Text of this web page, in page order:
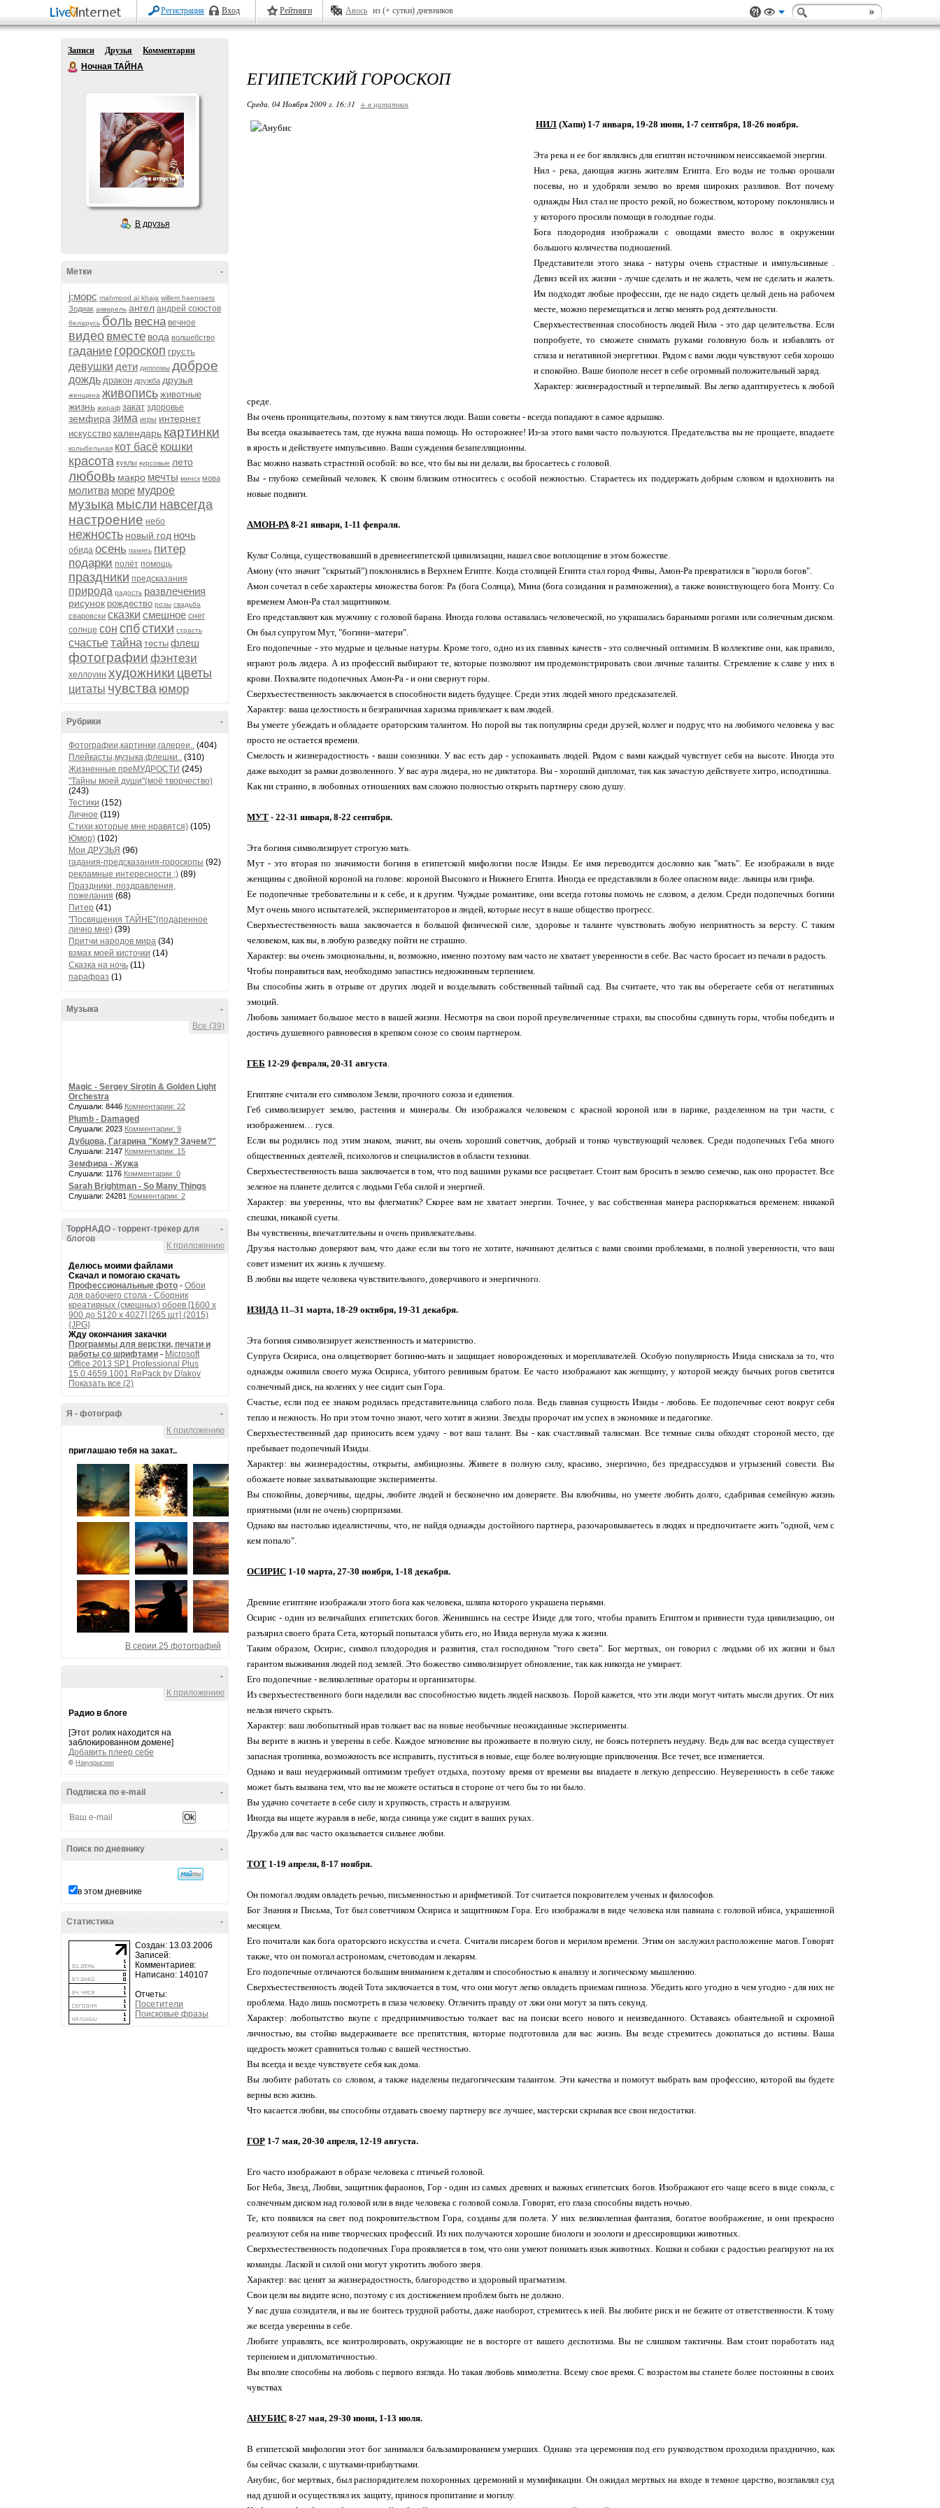
Регистрация Вход Рейтинги Авось из (+ сутки) дневников
Записи Друзья
Комментарии
Ночная ТАЙНА
В друзья
-
Метки
j:морс mahmood al khaja willem haenraets
Зодиак акварель ангел андрей союстов
беларусь боль весна вечное
видео вместе вода волшебство
гадание гороскоп грусть
девушки дети дипломы доброе
дождь дракон дружба друзья
женщина живопись животные
жизнь жираф закат здоровье
земфира зима игры интернет
искусство календарь картинки
колыбельная кот басё кошки
красота куклы курсовые лето
любовь макро мечты минск мова
молитва море мудрое
музыка мысли навсегда
настроение небо
нежность новый год ночь
обида осень память питер
подарки полёт помощь
праздники предсказания
природа радость развлечения
рисунок рождество розы свадьба
сваровски сказки смешное снег
солнце сон спбстихи страсть
счастьетайна тесты флеш
фотографии фэнтези
хеллоуин художники цветы
цитаты чувства юмор
-
Рубрики
Фотографии,картинки,галереи.. (404)
Плейкасты,музыка,флешки.. (310)
Жизненные преМУДРОСТИ (245)
"Тайны моей души"(моё творчество)
(243)
Тестики (152)
Личное (119)
Стихи,которые мне нравятся) (105)
Юмор) (102)
Мои ДРУЗЬЯ (96)
гадания-предсказания-гороскопы (92)
рекламные интересности ;) (89)
Праздники, поздравления,
пожелания (68)
Питер (41)
"Посвящения ТАЙНЕ"(подаренное
лично мне) (39)
Притчи народов мира (34)
взмах моей кисточки (14)
Сказка на ночь (11)
парафраз (1)
-
Музыка
Все (39)
Magic - Sergey Sirotin & Golden Light
Orchestra
Слушали: 8446 Комментарии: 22
Plumb - Damaged
Слушали: 2023 Комментарии: 9
Дубцова, Гагарина "Кому? Зачем?"
Слушали: 2147 Комментарии: 15
Земфира - Жужа
Слушали: 1176 Комментарии: 0
Sarah Brightman - So Many Things
Слушали: 24281 Комментарии: 2
-
ТоррНАДО - торрент-трекер для
блогов
К приложению
Делюсь моими файлами
Скачал и помогаю скачать
Профессиональные фото - Обои
для рабочего стола - Сборник
креативных (смешных) обоев [1600 x
900 до 5120 x 4027] [265 шт] (2015)
{JPG}
Жду окончания закачки
Программы для верстки, печати и
работы со шрифтами - Microsoft
Office 2013 SP1 Professional Plus
15.0.4659.1001 RePack by D!akov
Показать все (2)
-
Я - фотограф
К приложению
приглашаю тебя на закат..
В серии 25 фотографий
-
К приложению
Радио в блоге
[Этот ролик находится на
заблокированном домене]
Добавить плеер себе
© Накукрыскин
-
Подписка по e-mail
-
Поиск по дневнику
в этом дневнике
-
Статистика
Создан: 13.03.2006
Записей:
Комментариев:
Написано: 140107
Отчеты:
Посетители
Поисковые фразы
ЕГИПЕТСКИЙ ГОРОСКОП
Среда, 04 Ноября 2009 г. 16:31 + в цитатник
НИЛ (Хапи) 1-7 января, 19-28 июня, 1-7 сентября, 18-26 ноября.
Эта река и ее бог являлись для египтян источником неиссякаемой энергии.
Нил - река, дающая жизнь жителям Египта. Его воды не только орошали
посевы, но и удобряли землю во время широких разливов. Вот почему
однажды Нил стал не просто рекой, но божеством, которому поклонялись и
у которого просили помощи в голодные годы.
Бога плодородия изображали с овощами вместо волос в окружении
большого количества подношений.
Представители этого знака - натуры очень страстные и импульсивные .
Девиз всей их жизни - лучше сделать и не жалеть, чем не сделать и жалеть.
Им подходят любые профессии, где не надо сидеть целый день на рабочем
месте, можно перемещаться и легко менять род деятельности.
Сверхъестественная способность людей Нила - это дар целительства. Если
попробуете, то сможете снимать руками головную боль и избавлять от
сглаза и негативной энергетики. Рядом с вами люди чувствуют себя хорошо
и спокойно. Ваше биополе несет в себе огромный положительный заряд.
Характер: жизнерадостный и терпеливый. Вы легко адаптируетесь к любой
среде.
Вы очень проницательны, поэтому к вам тянутся люди. Ваши советы - всегда попадают в самое ядрышко.
Вы всегда оказываетесь там, где нужна ваша помощь. Но осторожнее! Из-за этого вами часто пользуются. Предательства вы не прощаете, впадаете
в ярость и действуете импульсивно. Ваши суждения безапелляционны.
Вас можно назвать страстной особой: во все, что бы вы ни делали, вы бросаетесь с головой.
Вы - глубоко семейный человек. К своим близким относитесь с особой нежностью. Стараетесь их поддержать добрым словом и вдохновить на
новые подвиги.
АМОН-РА8-21 января, 1-11 февраля.
Культ Солнца, существовавший в древнеегипетской цивилизации, нашел свое воплощение в этом божестве.
Амону (что значит "скрытый") поклонялись в Верхнем Египте. Когда столицей Египта стал город Фивы, Амон-Ра превратился в "короля богов".
Амон сочетал в себе характеры множества богов: Ра (бога Солнца), Мина (бога созидания и размножения), а также воинствующего бога Монту. Со
временем Амон-Ра стал защитником.
Его представляют как мужчину с головой барана. Иногда голова оставалась человеческой, но украшалась бараньими рогами или солнечным диском.
Он был супругом Мут, "богини–матери".
Его подопечные - это мудрые и цельные натуры. Кроме того, одно из их главных качеств - это солнечный оптимизм. В коллективе они, как правило,
играют роль лидера. А из профессий выбирают те, которые позволяют им продемонстрировать свои личные таланты. Стремление к славе у них в
крови. Похвалите подопечных Амон-Ра - и они свернут горы.
Сверхъестественность заключается в способности видеть будущее. Среди этих людей много предсказателей.
Характер: ваша целостность и безграничная харизма привлекает к вам людей.
Вы умеете убеждать и обладаете ораторским талантом. Но порой вы так популярны среди друзей, коллег и подруг, что на любимого человека у вас
просто не остается времени.
Смелость и жизнерадостность - ваши союзники. У вас есть дар - успокаивать людей. Рядом с вами каждый чувствует себя на высоте. Иногда это
даже выходит за рамки дозволенного. У вас аура лидера, но не диктатора. Вы - хороший дипломат, так как зачастую действуете хитро, исподтишка.
Как ни странно, в любовных отношениях вам сложно полностью открыть партнеру свою душу.
МУТ - 22-31 января, 8-22 сентября.
Эта богиня символизирует строгую мать.
Мут - это вторая по значимости богиня в египетской мифологии после Изиды. Ее имя переводится дословно как "мать". Ее изображали в виде
женщины с двойной короной на голове: короной Высокого и Нижнего Египта. Иногда ее представляли в более опасном виде: львицы или грифа.
Ее подопечные требовательны и к себе, и к другим. Чуждые романтике, они всегда готовы помочь не словом, а делом. Среди подопечных богини
Мут очень много испытателей, экспериментаторов и людей, которые несут в наше общество прогресс.
Сверхъестественность ваша заключается в большой физической силе, здоровье и таланте чувствовать любую неприятность за версту. С таким
человеком, как вы, в любую разведку пойти не страшно.
Характер: вы очень эмоциональны, и, возможно, именно поэтому вам часто не хватает уверенности в себе. Вас часто бросает из печали в радость.
Чтобы понравиться вам, необходимо запастись недюжинным терпением.
Вы способны жить в отрыве от других людей и возделывать собственный тайный сад. Вы считаете, что так вы оберегаете себя от негативных
эмоций.
Любовь занимает большое место в вашей жизни. Несмотря на свои порой преувеличенные страхи, вы способны сдвинуть горы, чтобы победить и
достичь душевного равновесия в крепком союзе со своим партнером.
ГЕБ 12-29 февраля, 20-31 августа.
Египтяне считали его символом Земли, прочного союза и единения.
Геб символизирует землю, растения и минералы. Он изображался человеком с красной короной или в парике, разделенном на три части, с
изображением… гуся.
Если вы родились под этим знаком, значит, вы очень хороший советчик, добрый и тонко чувствующий человек. Среди подопечных Геба много
общественных деятелей, психологов и специалистов в области техники.
Сверхъестественность ваша заключается в том, что под вашими руками все расцветает. Стоит вам бросить в землю семечко, как оно прорастет. Все
зеленое на планете делится с людьми Геба силой и энергией.
Характер: вы уверенны, что вы флегматик? Скорее вам не хватает энергии. Точнее, у вас собственная манера распоряжаться временем: никакой
спешки, никакой суеты.
Вы чувственны, впечатлительны и очень привлекательны.
Друзья настолько доверяют вам, что даже если вы того не хотите, начинают делиться с вами своими проблемами, в полной уверенности, что ваш
совет изменит их жизнь к лучшему.
В любви вы ищете человека чувствительного, доверчивого и энергичного.
ИЗИДА11–31 марта, 18-29 октября, 19-31 декабря.
Эта богиня символизирует женственность и материнство.
Супруга Осириса, она олицетворяет богиню-мать и защищает новорожденных и мореплавателей. Особую популярность Изида снискала за то, что
однажды оживила своего мужа Осириса, убитого ревнивым братом. Ее часто изображают как женщину, у которой между бычьих рогов светится
солнечный диск, на коленях у нее сидит сын Гора.
Счастье, если под ее знаком родилась представительница слабого пола. Ведь главная сущность Изиды - любовь. Ее подопечные сеют вокруг себя
тепло и нежность. Но при этом точно знают, чего хотят в жизни. Звезды пророчат им успех в экономике и педагогике.
Сверхъестественный дар приносить всем удачу - вот ваш талант. Вы - как счастливый талисман. Все темные силы обходят стороной место, где
пребывает подопечный Изиды.
Характер: вы жизнерадостны, открыты, амбициозны. Живете в полную силу, красиво, энергично, без предрассудков и угрызений совести. Вы
обожаете новые захватывающие эксперименты.
Вы спокойны, доверчивы, щедры, любите людей и бесконечно им доверяете. Вы влюбчивы, но умеете любить долго, сдабривая семейную жизнь
приятными (или не очень) сюрпризами.
Однако вы настолько идеалистичны, что, не найдя однажды достойного партнера, разочаровываетесь в людях и предпочитаете жить "одной, чем с
кем попало".
ОСИРИС 1-10 марта, 27-30 ноября, 1-18 декабря.
Древние египтяне изображали этого бога как человека, шляпа которого украшена перьями.
Осирис - один из величайших египетских богов. Женившись на сестре Изиде для того, чтобы править Египтом и привнести туда цивилизацию, он
разъярил своего брата Сета, который попытался убить его, но Изида вернула мужа к жизни.
Таким образом, Осирис, символ плодородия и развития, стал господином "того света". Бог мертвых, он говорил с людьми об их жизни и был
гарантом выживания людей под землей. Это божество символизирует обновление, так как никогда не умирает.
Его подопечные - великолепные ораторы и организаторы.
Из сверхъестественного боги наделили вас способностью видеть людей насквозь. Порой кажется, что эти люди могут читать мысли других. От них
нельзя ничего скрыть.
Характер: ваш любопытный нрав толкает вас на новые необычные неожиданные эксперименты.
Вы верите в жизнь и уверены в себе. Каждое мгновение вы проживаете в полную силу, не боясь потерпеть неудачу. Ведь для вас всегда существует
запасная тропинка, возможность все исправить, пуститься в новые, еще более волнующие приключения. Все течет, все изменяется.
Однако и ваш неудержимый оптимизм требует отдыха, поэтому время от времени вы впадаете в легкую депрессию. Неуверенность в себе также
может быть вызвана тем, что вы не можете остаться в стороне от чего бы то ни было.
Вы удачно сочетаете в себе силу и хрупкость, страсть и альтруизм.
Иногда вы ищете журавля в небе, когда синица уже сидит в ваших руках.
Дружба для вас часто оказывается сильнее любви.
ТОТ 1-19 апреля, 8-17 ноября.
Он помогал людям овладеть речью, письменностью и арифметикой. Тот считается покровителем ученых и философов.
Бог Знания и Письма, Тот был советчиком Осириса и защитником Гора. Его изображали в виде человека или павиана с головой ибиса, украшенной
месяцем.
Его почитали как бога ораторского искусства и счета. Считали писарем богов и мерилом времени. Этим он заслужил расположение магов. Говорят
также, что он помогал астрономам, счетоводам и лекарям.
Его подопечные отличаются большим вниманием к деталям и способностью к анализу и логическому мышлению.
Сверхъестественность людей Тота заключается в том, что они могут легко овладеть приемам гипноза. Убедить кого угодно в чем угодно - для них не
проблема. Надо лишь посмотреть в глаза человеку. Отличить правду от лжи они могут за пять секунд.
Характер: любопытство вкупе с предприимчивостью толкает вас на поиски всего нового и неизведанного. Оставаясь обаятельной и скромной
личностью, вы стойко выдерживаете все препятствия, которые подготовила для вас жизнь. Вы везде стремитесь докопаться до истины. Ваша
щедрость может сравниться только с вашей честностью.
Вы всегда и везде чувствуете себя как дома.
Вы любите работать со словом, а также наделены педагогическим талантом. Эти качества и помогут выбрать вам профессию, которой вы будете
верны всю жизнь.
Что касается любви, вы способны отдавать своему партнеру все лучшее, мастерски скрывая все свои недостатки.
ГОР 1-7 мая, 20-30 апреля, 12-19 августа.
Его часто изображают в образе человека с птичьей головой.
Бог Неба, Звезд, Любви, защитник фараонов, Гор - один из самых древних и важных египетских богов. Изображают его чаще всего в виде сокола, с
солнечным диском над головой или в виде человека с головой сокола. Говорят, его глаза способны видеть ночью.
Те, кто появился на свет под покровительством Гора, созданы для полета. У них великолепная фантазия, богатое воображение, и они прекрасно
реализуют себя на ниве творческих профессий. Из них получаются хорошие биологи и зоологи и дрессировщики животных.
Сверхъестественность подопечных Гора проявляется в том, что они умеют понимать язык животных. Кошки и собаки с радостью реагируют на их
команды. Лаской и силой они могут укротить любого зверя.
Характер: вас ценят за жизнерадостность, благородство и здоровый прагматизм.
Свои цели вы видите ясно, поэтому с их достижением проблем быть не должно.
У вас душа созидателя, и вы не боитесь трудной работы, даже наоборот, стремитесь к ней. Вы любите риск и не бежите от ответственности. К тому
же всегда уверенны в себе.
Любите управлять, все контролировать, окружающие не в восторге от вашего деспотизма. Вы не слишком тактичны. Вам стоит поработать над
терпением и дипломатичностью.
Вы вполне способны на любовь с первого взгляда. Но такая любовь мимолетна. Всему свое время. С возрастом вы станете более постоянны в своих
чувствах
АНУБИС 8-27 мая, 29-30 июня, 1-13 июля.
В египетской мифологии этот бог занимался бальзамированием умерших. Однако эта церемония под его руководством проходила празднично, как
бы сейчас сказали, с шутками-прибаутками.
Анубис, бог мертвых, был распорядителем похоронных церемоний и мумификации. Он ожидал мертвых на входе в темное царство, возглавлял суд
над душой и осуществлял их защиту, принося пропитание и могилу.